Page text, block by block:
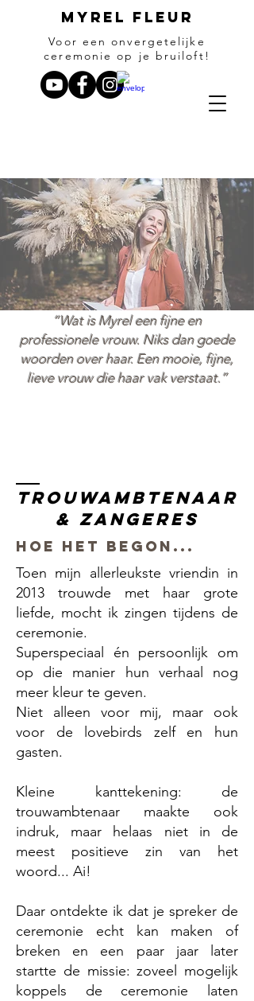
Myrel fleur
Voor een onvergetelijke
ceremonie op je bruiloft!
“Wat is Myrel een fijne en
professionele vrouw. Niks dan goede
woorden over haar. Een mooie, fijne,
lieve vrouw die haar vak verstaat.”
Trouwambtenaar
& zangeres
Hoe het begon...
Toen mijn allerleukste vriendin in
2013 trouwde met haar grote
liefde, mocht ik zingen tijdens de
ceremonie.
Superspeciaal én persoonlijk om
op die manier hun verhaal nog
meer kleur te geven.
Niet alleen voor mij, maar ook
voor de lovebirds zelf en hun
gasten.
Kleine kanttekening: de
trouwambtenaar maakte ook
indruk, maar helaas niet in de
meest positieve zin van het
woord... Ai!
Daar ontdekte ik dat je spreker de
ceremonie echt kan maken of
breken en een paar jaar later
startte de missie: zoveel mogelijk
koppels de ceremonie laten